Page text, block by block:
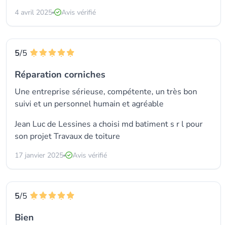
4 avril 2025 Avis vérifié
5/5
Réparation corniches
Une entreprise sérieuse, compétente, un très bon
suivi et un personnel humain et agréable
Jean Luc de Lessines a choisi md batiment s r l pour
son projet Travaux de toiture
17 janvier 2025 Avis vérifié
5/5
Bien